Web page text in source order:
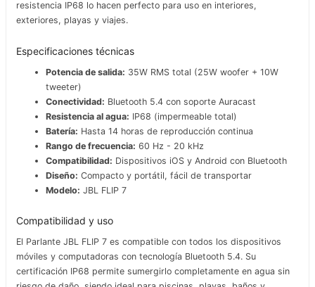
resistencia IP68 lo hacen perfecto para uso en interiores,
exteriores, playas y viajes.
Especificaciones técnicas
Potencia de salida: 35W RMS total (25W woofer + 10W
tweeter)
Conectividad: Bluetooth 5.4 con soporte Auracast
Resistencia al agua: IP68 (impermeable total)
Batería: Hasta 14 horas de reproducción continua
Rango de frecuencia: 60 Hz - 20 kHz
Compatibilidad: Dispositivos iOS y Android con Bluetooth
Diseño: Compacto y portátil, fácil de transportar
Modelo: JBL FLIP 7
Compatibilidad y uso
El Parlante JBL FLIP 7 es compatible con todos los dispositivos
móviles y computadoras con tecnología Bluetooth 5.4. Su
certificación IP68 permite sumergirlo completamente en agua sin